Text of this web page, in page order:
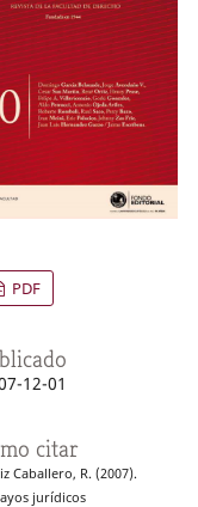
PDF
12-01
citar
Caballero, R. (2007).
jurídicos